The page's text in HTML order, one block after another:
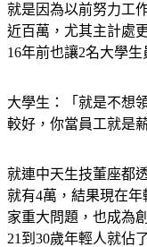
就是因為以前努力工
近百萬，尤其主計處
16年前也讓2名大學
大學生：「就是不想
較好，你當員工就是
就連中天生技董座都
就有4萬，結果現在年
家重大問題，也成為
21到30歲年輕人就佔